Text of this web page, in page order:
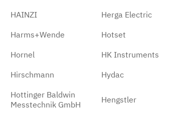
HAINZI
Herga Electric
Harms+Wende
Hotset
Hornel
HK Instruments
Hirschmann
Hydac
Hottinger Baldwin
Messtechnik GmbH
Hengstler